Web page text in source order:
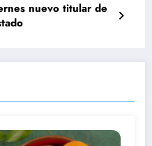
nuevo titular de